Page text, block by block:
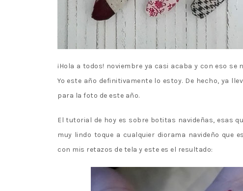
¡Hola a todos! noviembre ya casi acaba y con eso se
Yo este año definitivamente lo estoy. De hecho, ya
para la foto de este año.
El tutorial de hoy es sobre botitas navideñas, esas
muy lindo toque a cualquier diorama navideño que
con mis retazos de tela y este es el resultado: